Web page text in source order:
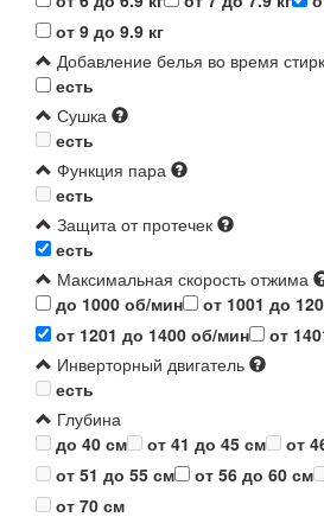
от 9 до 9.9 кг
Добавление белья во время
есть
Сушка
есть
Функция пара
есть
Защита от протечек
есть
Максимальная скорость отжима
до 1000 об/мин
от 1001 до
от 1201 до 1400 об/мин
от
Инверторный двигатель
есть
Глубина
до 40 см
от 41 до 45 см
от
от 51 до 55 см
от 56 до 60 см
от 70 см